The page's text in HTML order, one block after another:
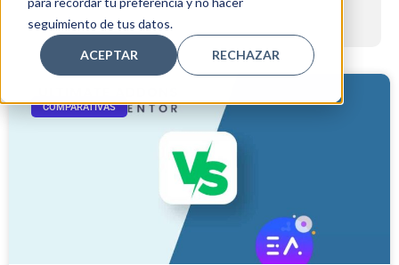
seguimiento de tus datos.
ACEPTAR RECHAZAR
2026: cómo usar MailerLite
para escalar tu negocio
COMPARATIVAS